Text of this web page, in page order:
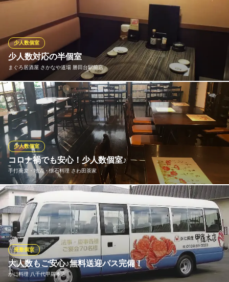
バリエーション豊かな個室を多数設けております。デートに使え
る2名様個室や飲み会や女子会に使える4名様・6名様・8名様向け
個室。10名様以上のご利用が出来る大型個室などを多数完備！落
ち着きのある空間でお食事をお楽しみ頂けます！
くいもの屋わん イオン八千代緑ヶ丘店
個室 八千代緑ヶ丘
東陽高速鉄道八千代緑が丘駅 徒歩1分
千葉県八千代市緑が丘2-1-3 イオンショッピングセンター1F
少人数対応の半個室
まぐろ居酒屋 さかなや道場 勝田台駅前店
少人数個室
少人数向けやファミリー向けの個室&半個室をご用意しております
ので、より安全に落ち着いてお食事をお楽しみ頂けます。
まぐろ居酒屋 さかなや道場 勝田台駅前店
海鮮居酒屋
京成本線勝田台駅 徒歩1分
千葉県八千代市勝田台1-9-1 勝田台駅前ビル4F
コロナ禍でも安心！少人数個室♪
手打蕎麦・地酒・懐石料理 さわ田茶家
少人数個室
5～8名、2～4名など少人数でも安心して個室をご利用いただけま
す。 女子会やおじいちゃまおばあちゃまのお祝いなど、様々なシ
ーンに・・・
手打蕎麦・地酒・懐石料理 さわ田茶家
本格手打蕎麦・懐石料理
東葉高速線八千代中央駅 徒歩13分
千葉県八千代市萱田町595
大人数もご安心♪無料送迎バス完備！
かに料理 八千代甲羅本店
座敷個室